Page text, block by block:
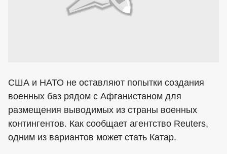
США и НАТО не оставляют попытки создания
военных баз рядом с Афганистаном для
размещения выводимых из страны военных
контингентов. Как сообщает агентство Reuters,
одним из вариантов может стать Катар.